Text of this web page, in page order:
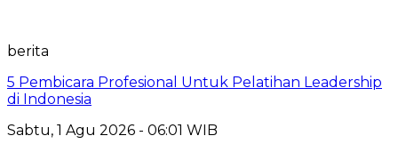
berita
5 Pembicara Profesional Untuk Pelatihan Leadership
di Indonesia
Sabtu, 1 Agu 2026 - 06:01 WIB